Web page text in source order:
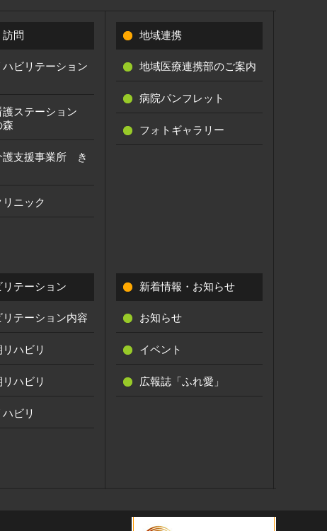
問
ハビリテーション
護ステーション
森
護支援事業所 き
リニック
地域連携
地域医療連携部のご案内
病院パンフレット
フォトギャラリー
リテーション
リテーション内容
リハビリ
ハビリ
ビリ
新着情報・お知らせ
お知らせ
イベント
広報誌「ふれ愛」